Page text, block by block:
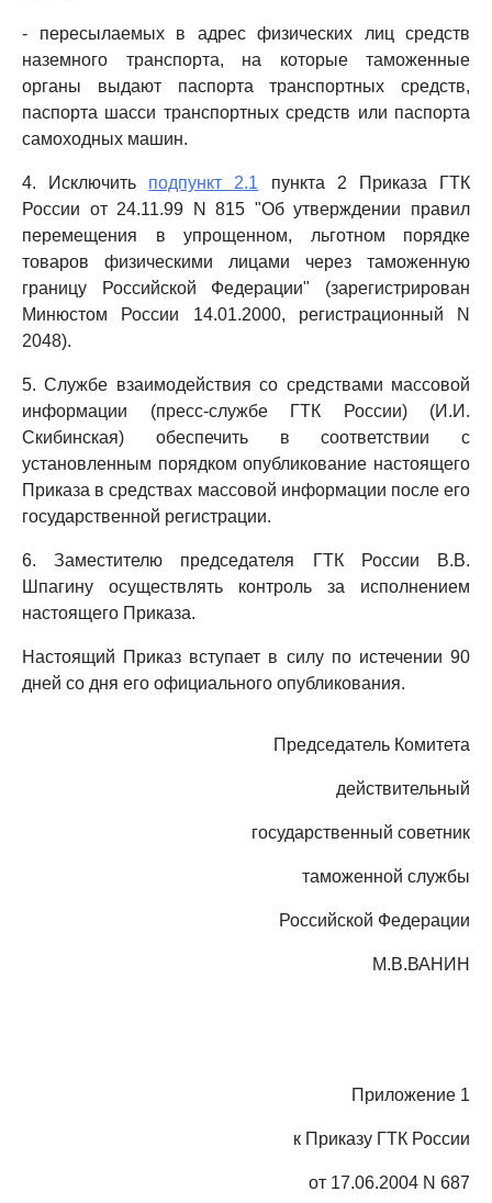
- пересылаемых в адрес физических лиц средств
наземного транспорта, на которые таможенные
органы выдают паспорта транспортных средств,
паспорта шасси транспортных средств или паспорта
самоходных машин.
4. Исключить подпункт 2.1 пункта 2 Приказа ГТК
России от 24.11.99 N 815 "Об утверждении правил
перемещения в упрощенном, льготном порядке
товаров физическими лицами через таможенную
границу Российской Федерации" (зарегистрирован
Минюстом России 14.01.2000, регистрационный N
2048).
5. Службе взаимодействия со средствами массовой
информации (пресс-службе ГТК России) (И.И.
Скибинская) обеспечить в соответствии с
установленным порядком опубликование настоящего
Приказа в средствах массовой информации после его
государственной регистрации.
6. Заместителю председателя ГТК России В.В.
Шпагину осуществлять контроль за исполнением
настоящего Приказа.
Настоящий Приказ вступает в силу по истечении 90
дней со дня его официального опубликования.
Председатель Комитета
действительный
государственный советник
таможенной службы
Российской Федерации
М.В.ВАНИН
Приложение 1
к Приказу ГТК России
от 17.06.2004 N 687